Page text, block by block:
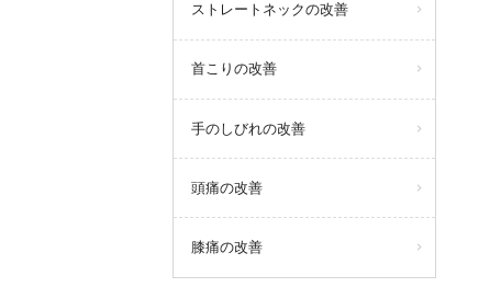
ストレートネックの改善
首こりの改善
手のしびれの改善
頭痛の改善
膝痛の改善